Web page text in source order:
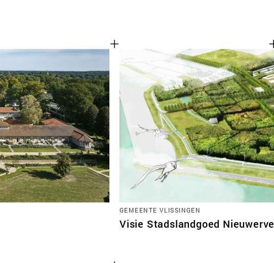
GEMEENTE VLISSINGEN
Visie Stadslandgoed Nieuwerve